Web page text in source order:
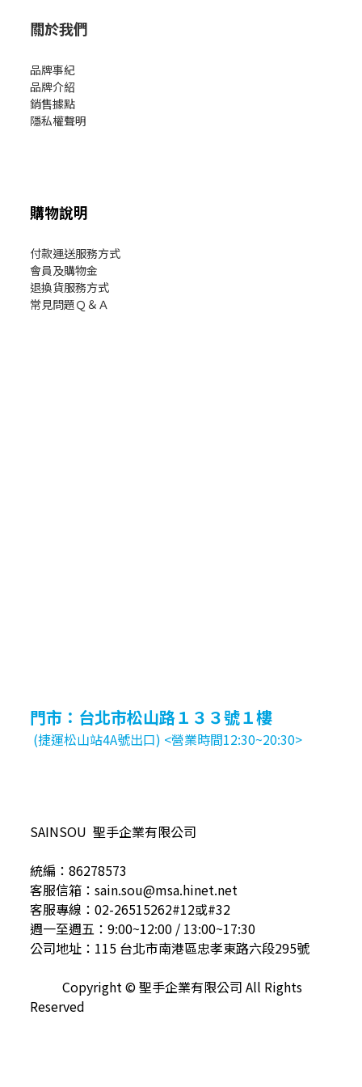
關於我們
品牌事紀
品牌介紹
銷售據點
隱私權聲明
購物說明
付款運送服務方式
會員及購物金
退換貨服務方式
常見問題Ｑ＆Ａ
門市：台北市松山路１３３號１樓
(捷運松山站4A號出口) <營業時間12:30~20:30>
SAINSOU 聖手企業有限公司
統編：86278573
客服信箱：sain.sou@msa.hinet.net
客服專線：02-26515262#12或#32
週一至週五：9:00~12:00 / 13:00~17:30
公司地址：115 台北市南港區忠孝東路六段295號
Copyright © 聖手企業有限公司 All Rights
Reserved